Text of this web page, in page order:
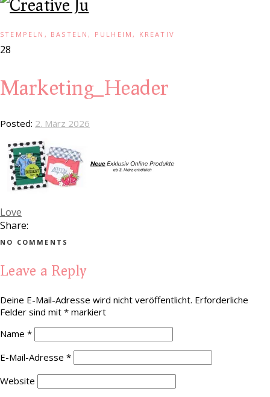
STEMPELN, BASTELN, PULHEIM, KREATIV
28
Marketing_Header
Posted: 2. März 2026
Love
Share:
NO COMMENTS
Leave a Reply
Deine E-Mail-Adresse wird nicht veröffentlicht. Erforderliche
Felder sind mit * markiert
Name *
E-Mail-Adresse *
Website